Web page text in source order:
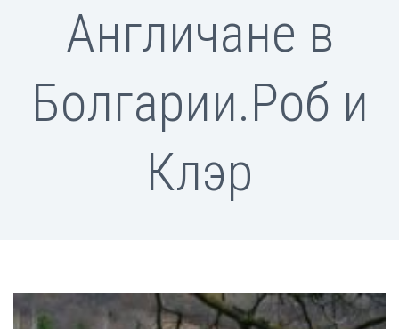
Англичане в
Болгарии.Роб и
Клэр